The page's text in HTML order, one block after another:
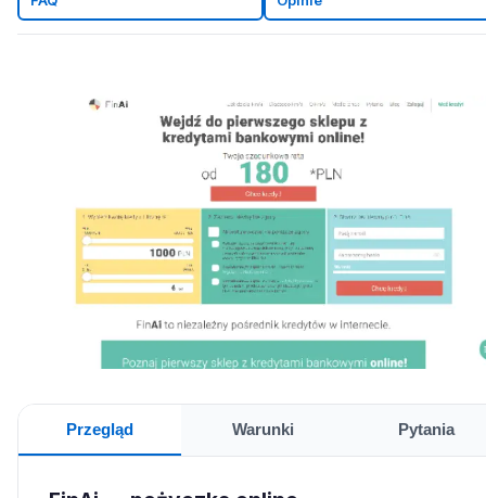
Przegląd Warunki Pytania